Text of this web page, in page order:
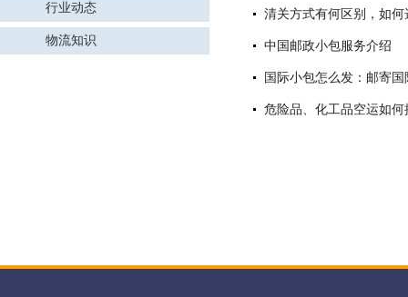
行业动态
物流知识
清关方式有何区别，如
中国邮政小包服务介绍
国际小包怎么发：邮寄
危险品、化工品空运如何